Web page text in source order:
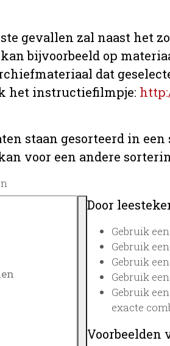
gevallen zal naast het
bijvoorbeeld op
dat
het instructiefilmpje:
staan gesorteerd in
voor een andere
Door
Gebruik een
Gebruik een
Gebruik een
Gebruik een
Gebruik een
exacte
Voorbeelden